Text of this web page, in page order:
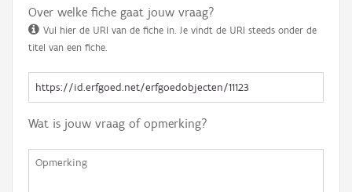
Over welke fiche gaat jouw vraag?
Vul hier de URI van de fiche in. Je vindt de URI steeds onder de
titel van een fiche.
Wat is jouw vraag of opmerking?